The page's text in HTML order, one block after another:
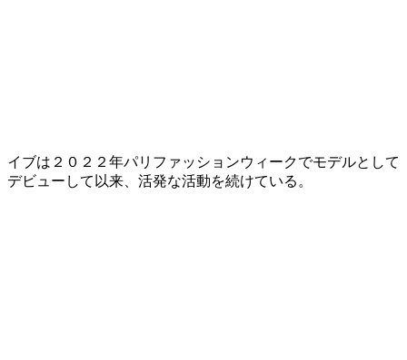
イブは２０２２年パリファッションウィークでモデルとして
デビューして以来、活発な活動を続けている。